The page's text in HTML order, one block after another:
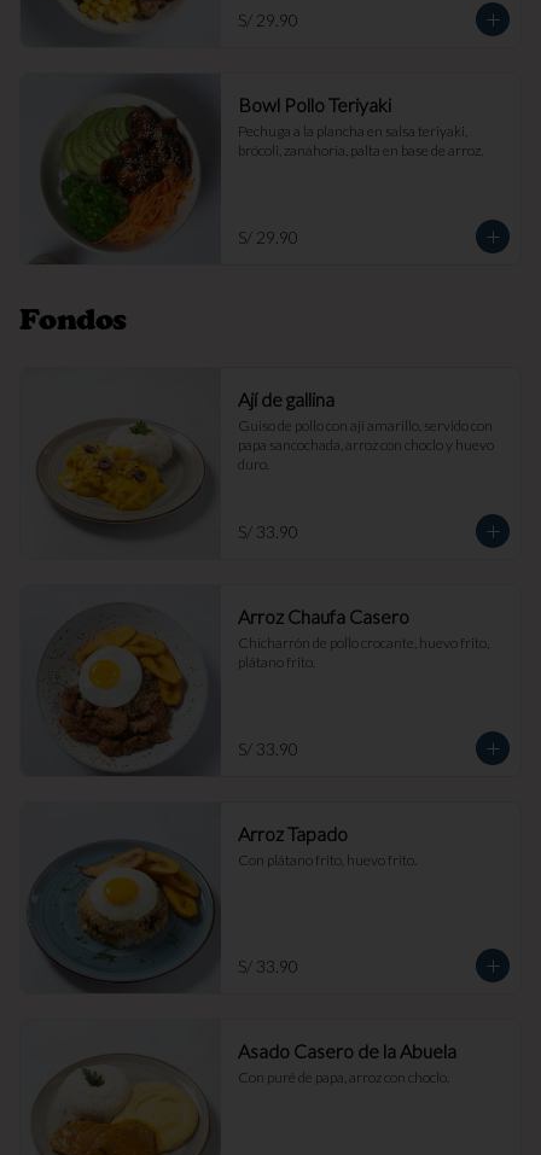
S/ 29.90
Bowl Pollo Teriyaki
Pechuga a la plancha en salsa teriyaki,
brócoli, zanahoria, palta en base de arroz.
S/ 29.90
Fondos
Ají de gallina
Guiso de pollo con ají amarillo, servido con
papa sancochada, arroz con choclo y huevo
duro.
S/ 33.90
Arroz Chaufa Casero
Chicharrón de pollo crocante, huevo frito,
plátano frito.
S/ 33.90
Arroz Tapado
Con plátano frito, huevo frito.
S/ 33.90
Asado Casero de la Abuela
Con puré de papa, arroz con choclo.